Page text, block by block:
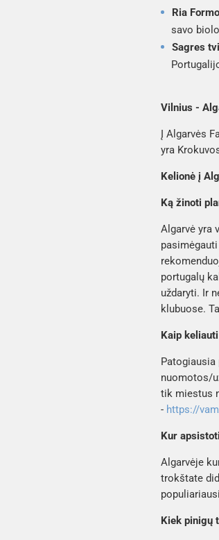
Ria
savo
Sagres
Vilnius -
Į Algarvės
yra
Kelionė į
Ką žinoti
Algarvė yra
portugalų
uždaryti. Ir
klubuose.
Kaip
nuomotos/
tik miestus
- https://
Kur
Algarvėje
trokštate
Kiek pinigų